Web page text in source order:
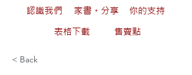
認識我們 家書。分享
你的支持
表格下載
售賣點
< Back